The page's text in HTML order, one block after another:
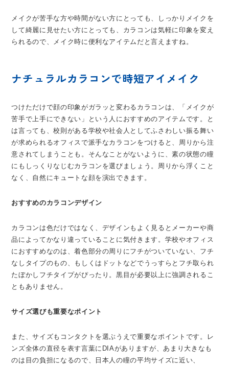
メイクが苦手な方や時間がない方にとっても、しっかりメイクを
して綺麗に見せたい方にとっても、カラコンは気軽に印象を変え
られるので、メイク時に便利なアイテムだと言えますね。
ナチュラルカラコンで時短アイメイク
つけただけで顔の印象がガラッと変わるカラコンは、「メイクが
苦手で上手にできない」という人におすすめのアイテムです。と
は言っても、校則がある学校や社会人としてふさわしい振る舞い
が求められるオフィスで派手なカラコンをつけると、周りから注
意されてしまうことも。そんなことがないように、素の状態の瞳
にもしっくりなじむカラコンを選びましょう。周りから浮くこと
なく、自然にキュートな顔を演出できます。
おすすめのカラコンデザイン
カラコンは色だけではなく、デザインもよく見るとメーカーや商
品によってかなり違っていることに気付きます。学校やオフィス
におすすめなのは、着色部分の周りにフチがついていない、フチ
なしタイプのもの、もしくはドットなどでうっすらとフチ取られ
たぼかしフチタイプがぴったり。黒目が必要以上に強調されるこ
ともありません。
サイズ選びも重要なポイント
また、サイズもコンタクトを選ぶうえで重要なポイントです。レ
ンズ全体の直径を表す言葉にDIAがありますが、あまり大きなも
のは目の負担になるので、日本人の瞳の平均サイズに近い、